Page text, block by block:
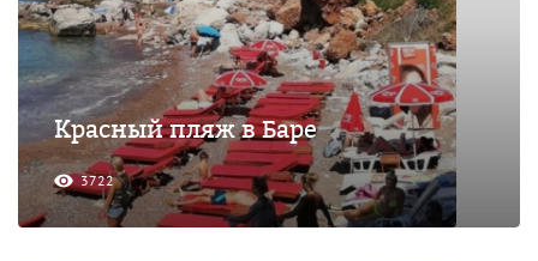
Красный пляж в Баре
3722